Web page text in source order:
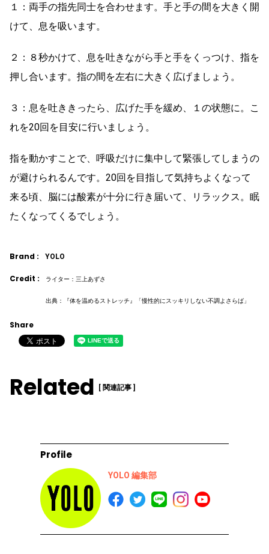
１：両手の指先同士を合わせます。手と手の間を大きく開
けて、息を吸います。
２：８秒かけて、息を吐きながら手と手をくっつけ、指を
押し合います。指の間を左右に大きく広げましょう。
３：息を吐ききったら、広げた手を緩め、１の状態に。こ
れを20回を目安に行いましょう。
指を動かすことで、呼吸だけに集中して緊張してしまうの
が避けられるんです。20回を目指して気持ちよくなって
来る頃、脳には酸素が十分に行き届いて、リラックス。眠
たくなってくるでしょう。
Brand : YOLO
Credit : ライター：三上あずさ
出典：『体を温めるストレッチ』「慢性的にスッキリしない不調よさらば」
Share
Related [ 関連記事 ]
Profile
YOLO 編集部